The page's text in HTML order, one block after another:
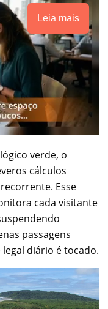
Leia mais
verde, o
cálculos
Esse
cada visitante
passagens
diário é tocado.